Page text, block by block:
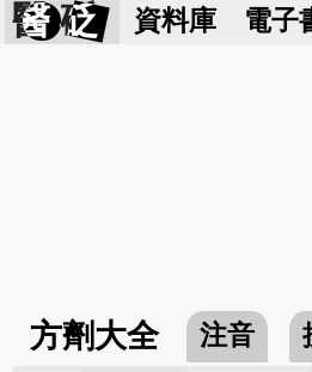
醫 砭 資料庫 電子
方劑大全 注音